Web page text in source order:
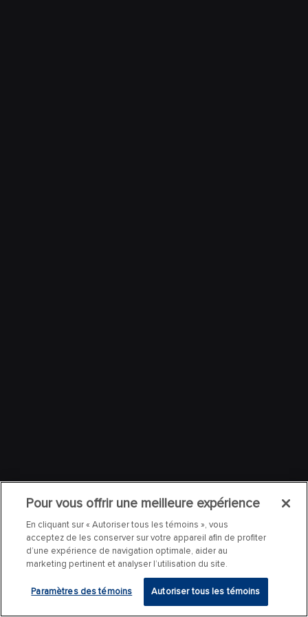
Pour vous offrir une meilleure expérience
En cliquant sur « Autoriser tous les témoins », vous
acceptez de les conserver sur votre appareil afin de profiter
d’une expérience de navigation optimale, aider au
marketing pertinent et analyser l’utilisation du site.
Paramètres des témoins Autoriser tous les témoins